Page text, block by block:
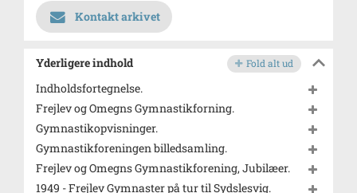
Kontakt arkivet
Yderligere indhold Fold alt ud
Indholdsfortegnelse.
Frejlev og Omegns Gymnastikforning.
Gymnastikopvisninger.
Gymnastikforeningen billedsamling.
Frejlev og Omegns Gymnastikforening, Jubilæer.
1949 - Frejlev Gymnaster på tur til Sydslesvig.